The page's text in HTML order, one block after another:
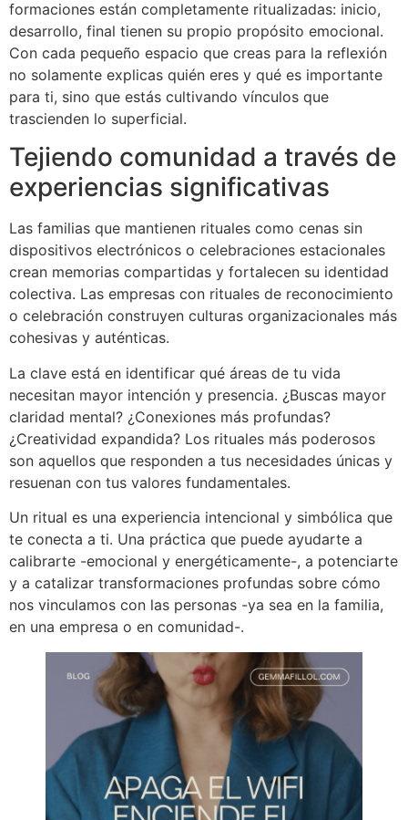
formaciones están completamente ritualizadas: inicio,
desarrollo, final tienen su propio propósito emocional.
Con cada pequeño espacio que creas para la reflexión
no solamente explicas quién eres y qué es importante
para ti, sino que estás cultivando vínculos que
trascienden lo superficial.
Tejiendo comunidad a través de
experiencias significativas
Las familias que mantienen rituales como cenas sin
dispositivos electrónicos o celebraciones estacionales
crean memorias compartidas y fortalecen su identidad
colectiva. Las empresas con rituales de reconocimiento
o celebración construyen culturas organizacionales más
cohesivas y auténticas.
La clave está en identificar qué áreas de tu vida
necesitan mayor intención y presencia. ¿Buscas mayor
claridad mental? ¿Conexiones más profundas?
¿Creatividad expandida? Los rituales más poderosos
son aquellos que responden a tus necesidades únicas y
resuenan con tus valores fundamentales.
Un ritual es una experiencia intencional y simbólica que
te conecta a ti. Una práctica que puede ayudarte a
calibrarte -emocional y energéticamente-, a potenciarte
y a catalizar transformaciones profundas sobre cómo
nos vinculamos con las personas -ya sea en la familia,
en una empresa o en comunidad-.